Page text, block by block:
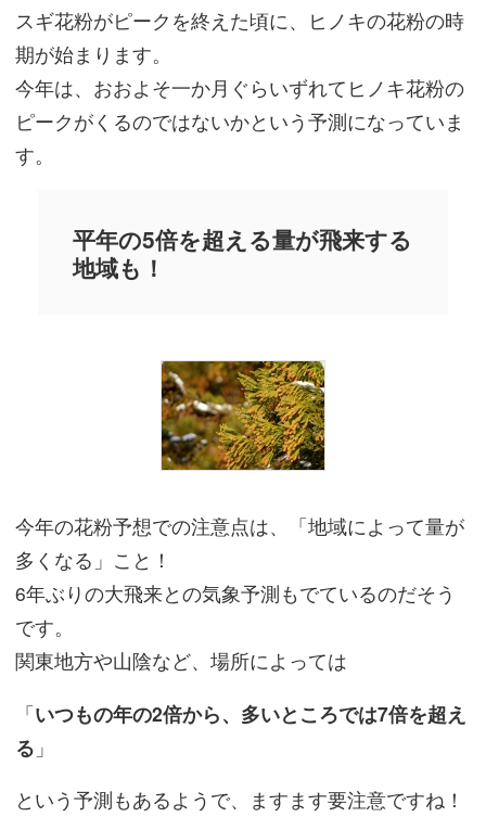
スギ花粉がピークを終えた頃に、ヒノキの花粉の時
期が始まります。
今年は、おおよそ一か月ぐらいずれてヒノキ花粉の
ピークがくるのではないかという予測になっていま
す。
平年の5倍を超える量が飛来する
地域も！
今年の花粉予想での注意点は、「地域によって量が
多くなる」こと！
6年ぶりの大飛来との気象予測もでているのだそう
です。
関東地方や山陰など、場所によっては
「いつもの年の2倍から、多いところでは7倍を超え
る 」
という予測もあるようで、ますます要注意ですね！